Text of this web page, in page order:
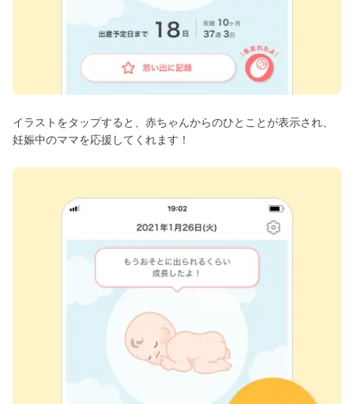
イラストをタップすると、赤ちゃんからのひとことが表示され、
妊娠中のママを応援してくれます！